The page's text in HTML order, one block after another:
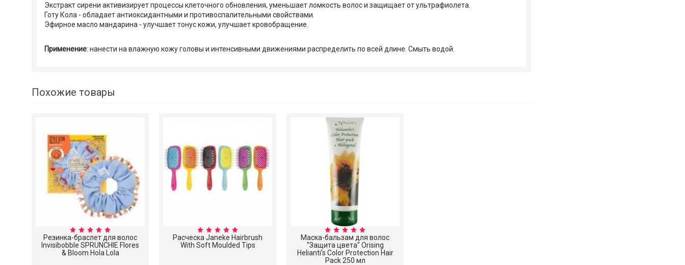
Экстракт сирени активизирует процессы клеточного обновления, уменьшает ломкость волос и защищает от ультрафиолета.
Готу Кола - обладает антиоксидантными и противоспалительными свойствами.
Эфирное масло мандарина - улучшает тонус кожи, улучшает кровобращение.
Применение: нанести на влажную кожу головы и интенсивными движениями распределить по всей длине. Смыть водой.
Похожие товары
Резинка-браслет для волос
Invisibobble SPRUNCHIE Flores
& Bloom Hola Lola
Расческа Janeke Hairbrush
With Soft Moulded Tips
Маска-бальзам для волос
"Защита цвета" Orising
Helianti's Color Protection Hair
Pack 250 мл